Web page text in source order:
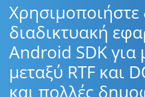
διαδικτυακή
Android SDK για
μεταξύ RTF και
και πολλές